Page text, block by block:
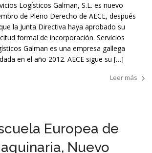
Logísticos Galman, S.L. es nuevo
de Pleno Derecho de AECE, después
la Junta Directiva haya aprobado su
formal de incorporación. Servicios
Galman es una empresa gallega
en el año 2012. AECE sigue su […]
Leer más
Europea de
Nuevo